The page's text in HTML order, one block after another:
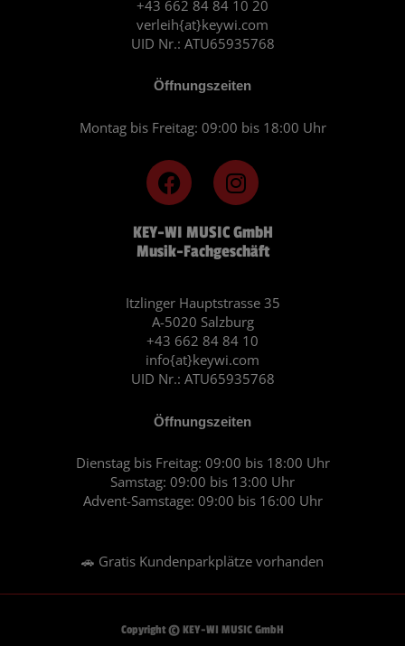
KEY-WI MUSIC GmbH
Musik-Fachgeschäft
Itzlinger Hauptstrasse 35
A-5020 Salzburg
+43 662 84 84 10
info{at}keywi.com
UID Nr.: ATU65935768
Öffnungszeiten
Dienstag bis Freitag: 09:00 bis 18:00 Uhr
Samstag: 09:00 bis 13:00 Uhr
Advent-Samstage: 09:00 bis 16:00 Uhr
🚗 Gratis Kundenparkplätze vorhanden
F
a
c
e
b
o
k
I
n
s
t
a
r
a
m
+43 662 84 84 10 20
verleih{at}keywi.com
UID Nr.: ATU65935768
Öffnungszeiten
Montag bis Freitag: 09:00 bis 18:00 Uhr
Copyright © KEY-WI MUSIC GmbH